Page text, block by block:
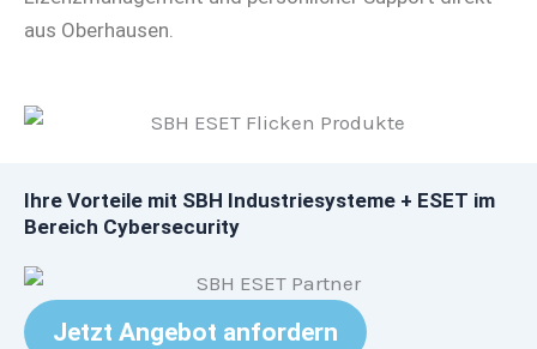
aus Oberhausen.
Ihre Vorteile mit SBH Industriesysteme + ESET im
Bereich Cybersecurity
Jetzt Angebot anfordern